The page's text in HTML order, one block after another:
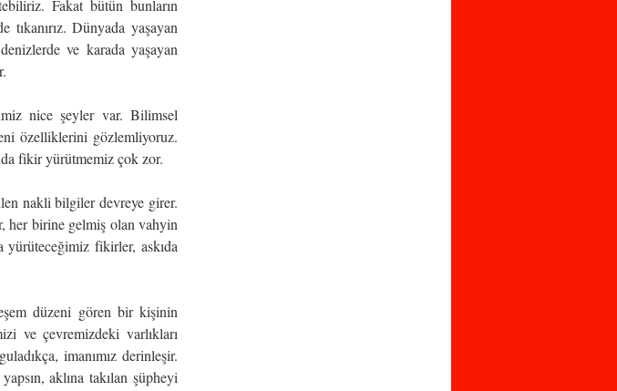
Fakat bütün bunların
tıkanırız. Dünyada yaşayan
ve karada yaşayan
nice şeyler var. Bilimsel
özelliklerini gözlemliyoruz.
fikir yürütmemiz çok zor.
nakli bilgiler devreye girer.
her birine gelmiş olan vahyin
yürüteceğimiz fikirler, askıda
düzeni gören bir kişinin
ve çevremizdeki varlıkları
imanımız derinleşir.
aklına takılan şüpheyi